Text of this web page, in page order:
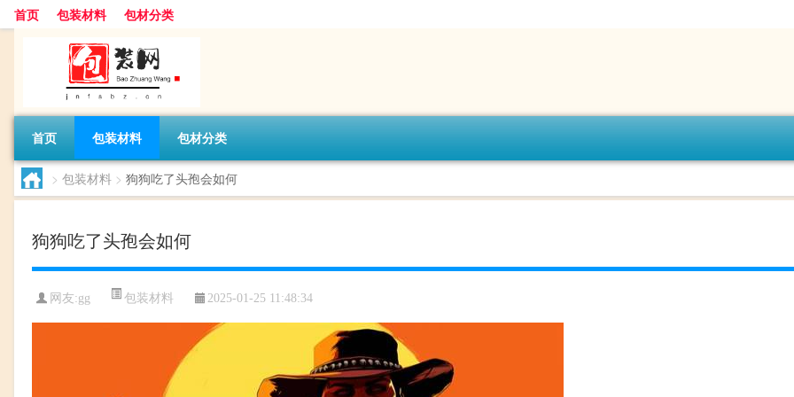
首页 包装材料 包材分类
首页 包装材料 包材分类
> 包装材料 > 狗狗吃了头孢会如何
狗狗吃了头孢会如何
网友:gg 包装材料 2025-01-25 11:48:34